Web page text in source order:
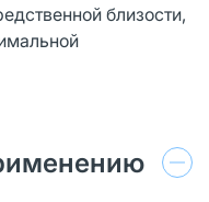
близости,